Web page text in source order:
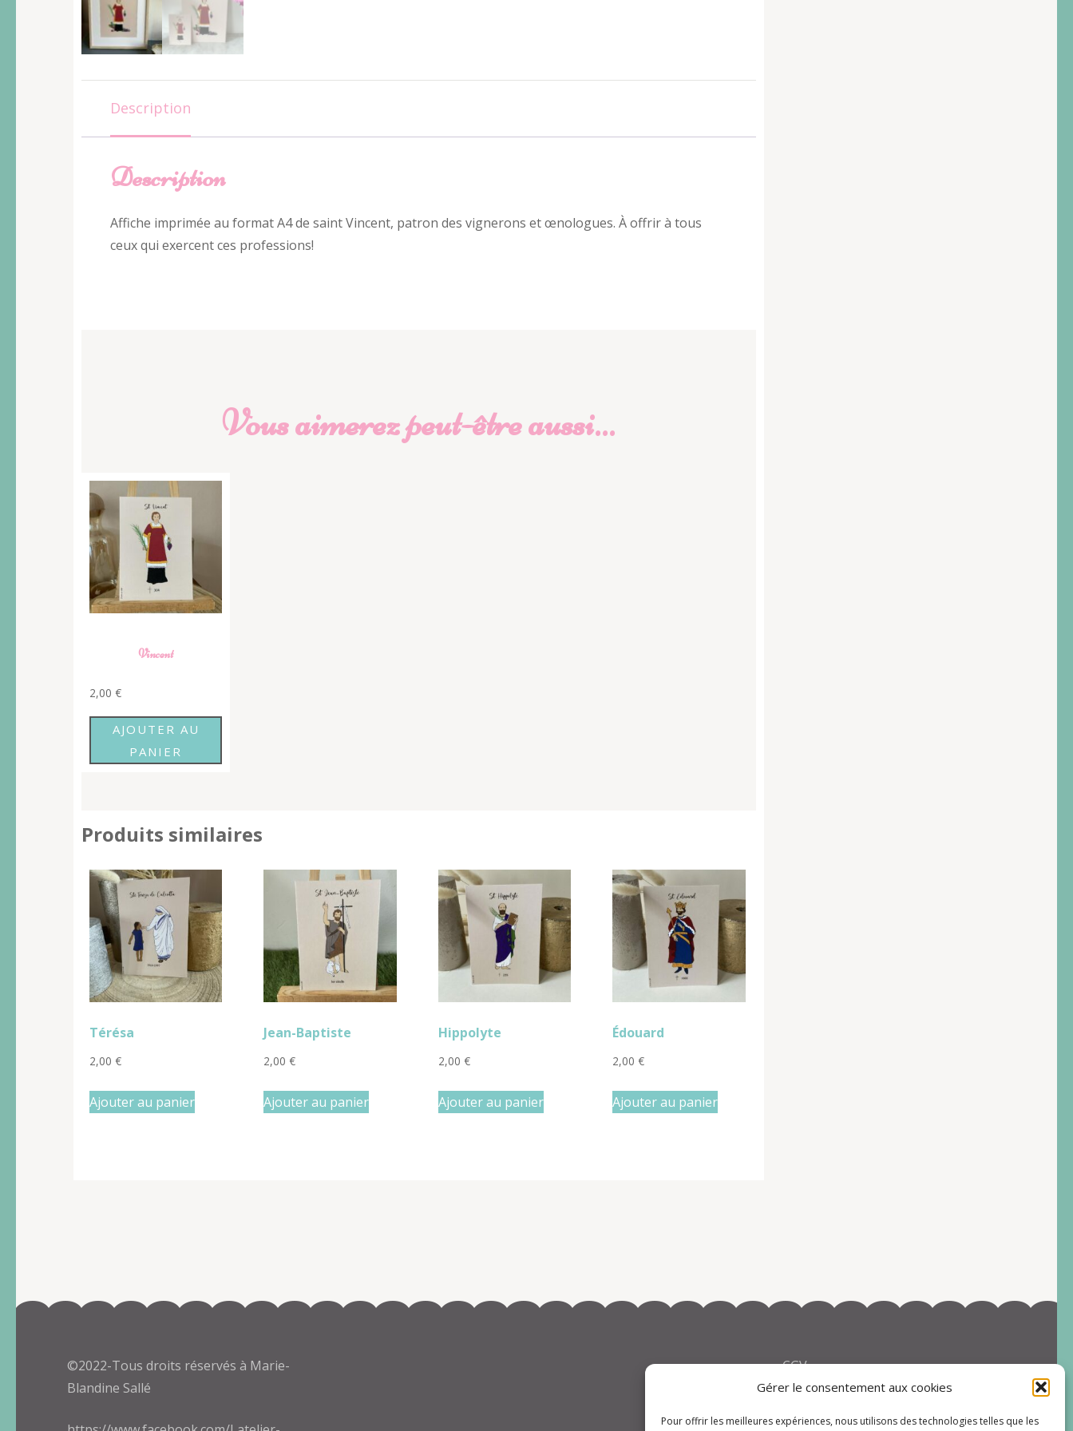
Gérer le consentement aux cookies
Pour offrir les meilleures expériences, nous utilisons des technologies telles que les
Description
Description
Affiche imprimée au format A4 de saint Vincent, patron des vignerons et œnologues. À offrir à tous
ceux qui exercent ces professions!
Vous aimerez peut-être aussi…
Vincent
2,00 €
AJOUTER AU
PANIER
Produits similaires
Térésa
2,00 €
Ajouter au panier
Jean-Baptiste
2,00€
Ajouter au panier
Hippolyte
2,00 €
Ajouter au panier
Édouard
2,00€
Ajouter au panier
©2022-Tous droits réservés à Marie-
Blandine Sallé
CGV